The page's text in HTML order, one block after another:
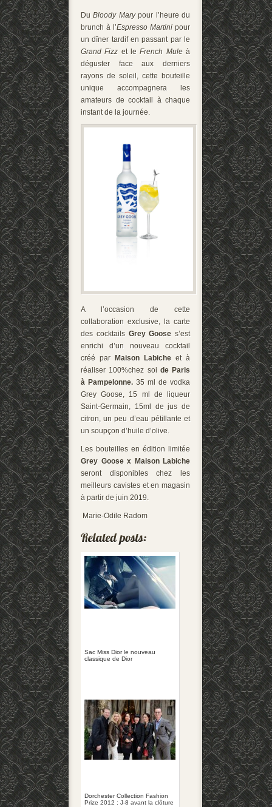
Du Bloody Marypour l’heure du
brunch à l’Espresso Martini pour
un dîner tardif en passant par le
Grand Fizz et leFrench Muleà
déguster face aux derniers
rayons de soleil, cette bouteille
unique accompagnera les
amateurs de cocktail à chaque
instant de la journée.
A l’occasion de cette
collaboration exclusive, la carte
des cocktailsGrey Goose s’est
enrichi d’un nouveau cocktail
créé par
Maison Labiche et à
réaliser 100%chez soi de Paris
à Pampelonne. 35 ml de vodka
Grey Goose, 15 ml de liqueur
Saint-Germain, 15ml de jus de
citron, un peu d’eau pétillante et
un soupçon d’huile d’olive.
Les bouteilles en édition limitée
Grey Goose x Maison Labiche
seront disponibles chez les
meilleurs cavistes et en magasin
à partir de juin 2019.
Marie-Odile Radom
Sac Miss Dior le nouveau
classique de Dior
Dorchester Collection Fashion
Prize 2012 : J-8 avant la clôture